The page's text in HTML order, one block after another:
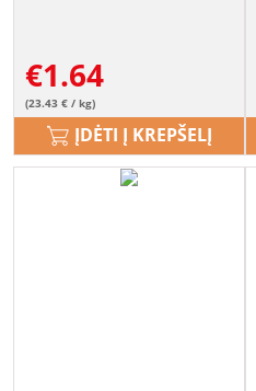
€1.64
(23.43 € / kg)
ĮDĖTI Į KREPŠELĮ